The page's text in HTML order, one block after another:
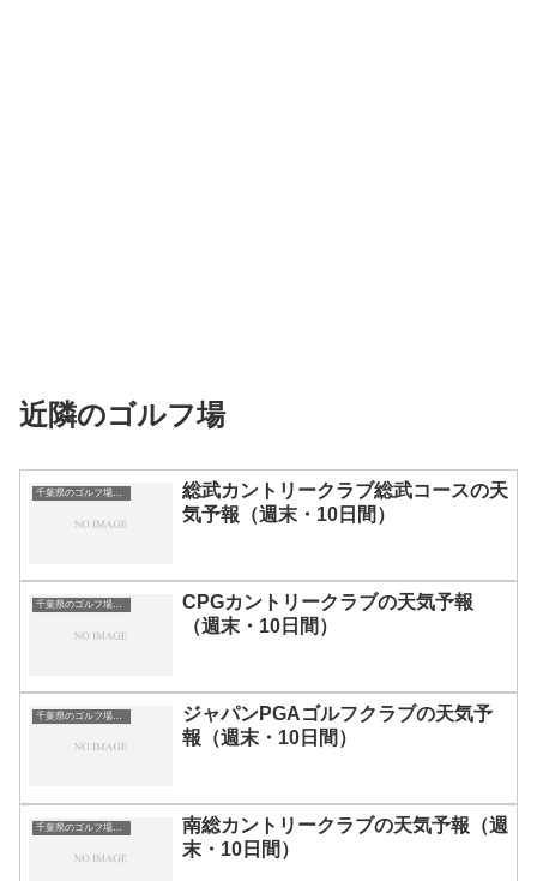
近隣のゴルフ場
千葉県のゴルフ場一覧｜距離が長い・広いゴルフ場ランキング
総武カントリークラブ総武コースの天
気予報（週末・10日間）
千葉県のゴルフ場一覧｜距離が長い・広いゴルフ場ランキング
CPGカントリークラブの天気予報
（週末・10日間）
千葉県のゴルフ場一覧｜距離が長い・広いゴルフ場ランキング
ジャパンPGAゴルフクラブの天気予
報（週末・10日間）
千葉県のゴルフ場一覧｜距離が長い・広いゴルフ場ランキング
南総カントリークラブの天気予報（週
末・10日間）